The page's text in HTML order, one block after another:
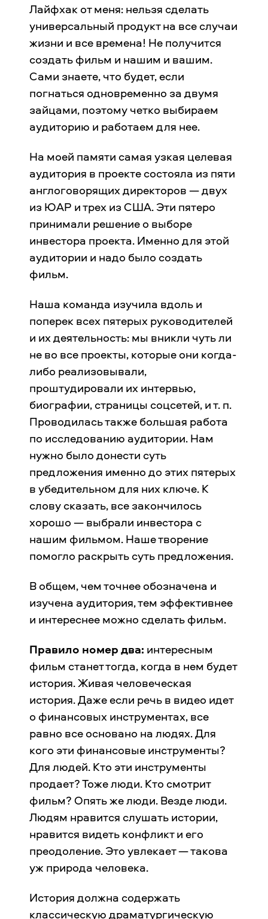
Лайфхак от меня: нельзя сделать
универсальный продукт на все случаи
жизни и все времена! Не получится
создать фильм и нашим и вашим.
Сами знаете, что будет, если
погнаться одновременно за двумя
зайцами, поэтому четко выбираем
аудиторию и работаем для нее.
На моей памяти самая узкая целевая
аудитория в проекте состояла из пяти
англоговорящих директоров — двух
из ЮАР и трех из США. Эти пятеро
принимали решение о выборе
инвестора проекта. Именно для этой
аудитории и надо было создать
фильм.
Наша команда изучила вдоль и
поперек всех пятерых руководителей
и их деятельность: мы вникли чуть ли
не во все проекты, которые они когда-
либо реализовывали,
проштудировали их интервью,
биографии, страницы соцсетей, и т. п.
Проводилась также большая работа
по исследованию аудитории. Нам
нужно было донести суть
предложения именно до этих пятерых
в убедительном для них ключе. К
слову сказать, все закончилось
хорошо — выбрали инвестора с
нашим фильмом. Наше творение
помогло раскрыть суть предложения.
В общем, чем точнее обозначена и
изучена аудитория, тем эффективнее
и интереснее можно сделать фильм.
Правило номер два: интересным
фильм станет тогда, когда в нем будет
история. Живая человеческая
история. Даже если речь в видео идет
о финансовых инструментах, все
равно все основано на людях. Для
кого эти финансовые инструменты?
Для людей. Кто эти инструменты
продает? Тоже люди. Кто смотрит
фильм? Опять же люди. Везде люди.
Людям нравится слушать истории,
нравится видеть конфликт и его
преодоление. Это увлекает — такова
уж природа человека.
История должна содержать
классическую драматургическую